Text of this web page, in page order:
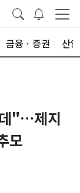
금융ㆍ증권 산업
"…제지
모